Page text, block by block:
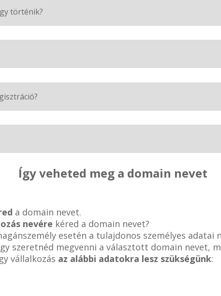
történik?
Így veheted meg a domain nevet
a domain nevet.
nevére kéred a domain nevet?
esetén a tulajdonos személyes adatai
szeretnéd megvenni a választott domain nevet,
vállalkozás az alábbi adatokra lesz szükségünk: